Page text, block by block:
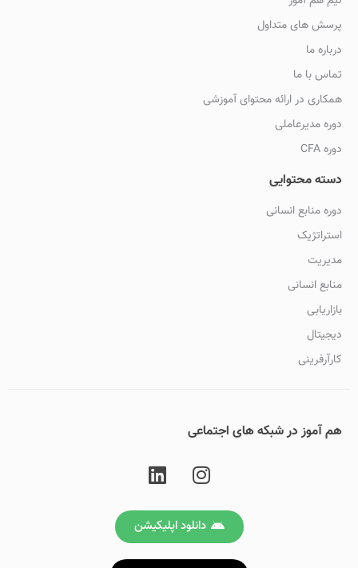
پرسش های متداول
درباره ما
تماس با ما
همکاری در ارائه محتوای آموزشی
دوره مدیرعاملی
دوره CFA
دسته محتوایی
دوره منابع انسانی
استراتژیک
مدیریت
منابع انسانی
بازاریابی
دیجیتال
کارآرفرینی
هم آموز در شبکه های اجتماعی
دانلود اپلیکیشن